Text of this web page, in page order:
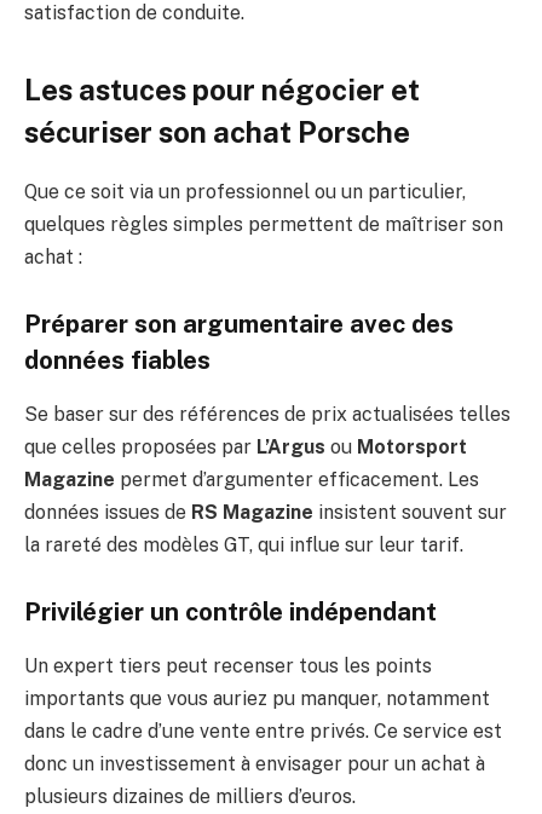
satisfaction de conduite.
Les astuces pour négocier et
sécuriser son achat Porsche
Que ce soit via un professionnel ou un particulier,
quelques règles simples permettent de maîtriser son
achat :
Préparer son argumentaire avec des
données fiables
Se baser sur des références de prix actualisées telles
que celles proposées par L’Argus ou Motorsport
Magazine permet d’argumenter efficacement. Les
données issues de RS Magazine insistent souvent sur
la rareté des modèles GT, qui influe sur leur tarif.
Privilégier un contrôle indépendant
Un expert tiers peut recenser tous les points
importants que vous auriez pu manquer, notamment
dans le cadre d’une vente entre privés. Ce service est
donc un investissement à envisager pour un achat à
plusieurs dizaines de milliers d’euros.